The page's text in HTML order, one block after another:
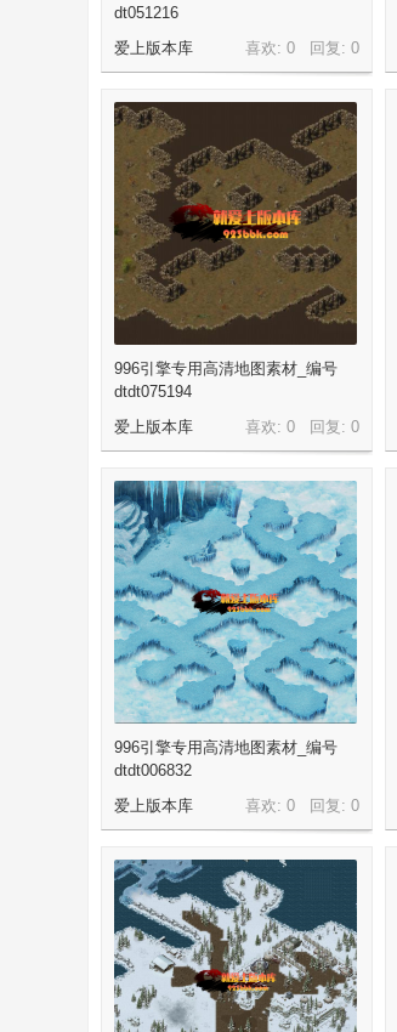
dt051216
喜欢: 0 回复: 0
爱上版本库
996引擎专用高清地图素材_编号
dtdt075194
喜欢: 0 回复: 0
爱上版本库
996引擎专用高清地图素材_编号
dtdt006832
喜欢: 0 回复: 0
爱上版本库